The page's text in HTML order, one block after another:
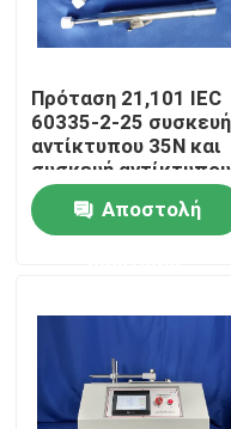
Ποιοτικός έλεγχος
Μας ελάτε σε επαφή
Ζητήστε ένα
Εξοπλισμός
Πρόταση 21,101 IEC
60335-2-25 συσκευή
αντίκτυπου 35N και
συσκευή αντίκτυπου
65N για τη δοκιμή
συνελεύσεων
πορτών
Αποστολή